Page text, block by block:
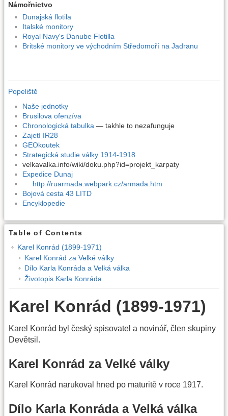
Námořnictvo
Dunajská flotila
Italské monitory
Royal Navy's Danube Flotilla
Britské monitory ve východním Středomoří na Jadranu
Popeliště
Naše jednotky
Brusilova ofenzíva
Chronologická tabulka — takhle to nezafunguje
Zajetí IR28
GEOkoutek
Strategická studie války 1914-1918
velkavalka.info/wiki/doku.php?id=projekt_karpaty
Expedice Dunaj
http://ruarmada.webpark.cz/armada.htm
Bojová cesta 43 LITD
Encyklopedie
Table of Contents
Karel Konrád (1899-1971)
Karel Konrád za Velké války
Dílo Karla Konráda a Velká válka
Životopis Karla Konráda
Karel Konrád (1899-1971)
Karel Konrád byl český spisovatel a novinář, člen skupiny
Devětsil.
Karel Konrád za Velké války
Karel Konrád narukoval hned po maturitě v roce 1917.
Dílo Karla Konráda a Velká válka